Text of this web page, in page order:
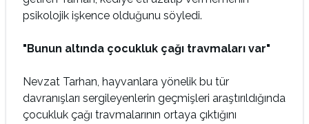
psikolojik işkence olduğunu söyledi.
"Bunun altında çocukluk çağı travmaları var"
Nevzat Tarhan, hayvanlara yönelik bu tür
davranışları sergileyenlerin geçmişleri araştırıldığında
çocukluk çağı travmalarının ortaya çıktığını